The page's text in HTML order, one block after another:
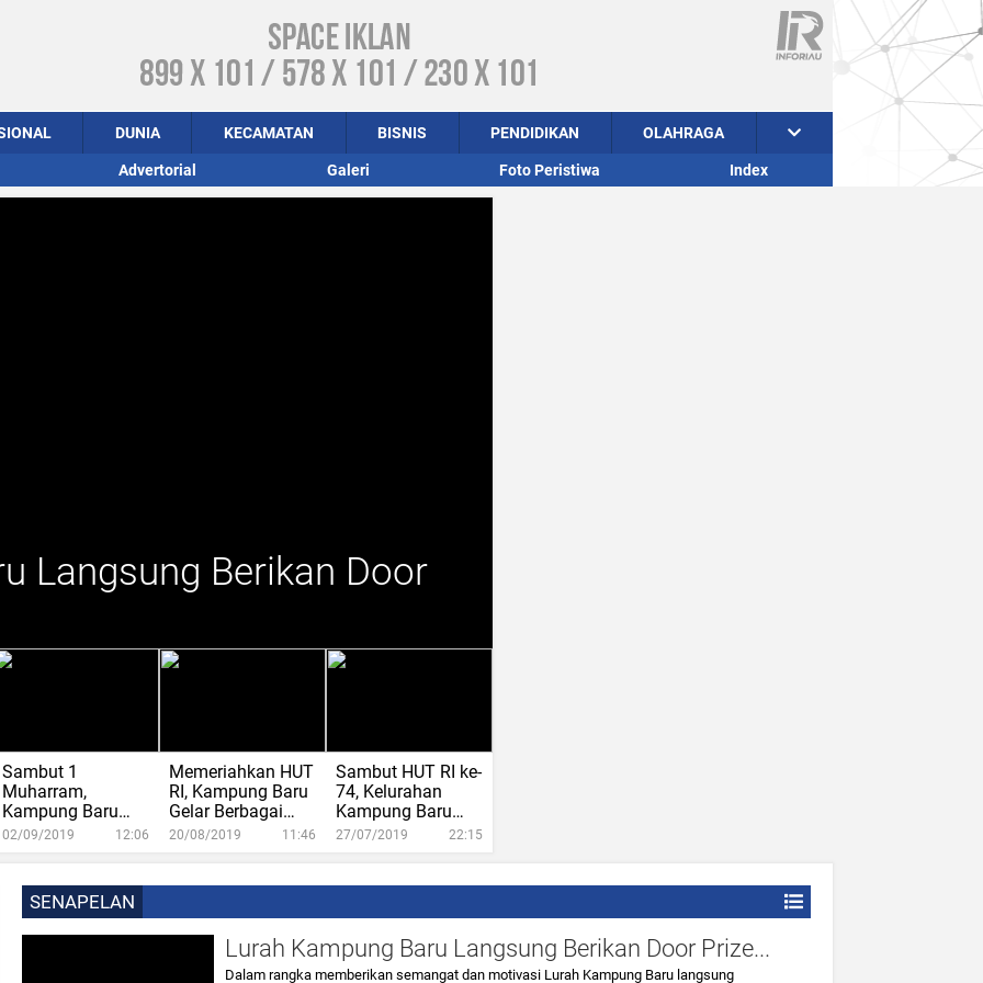
DUNIA KECAMATAN BISNIS PENDIDIKAN OLAHRAGA
Advertorial Galeri Foto Peristiwa Index
Langsung Berikan Door
Warga Jaga Kebersihan
Kampung Baru
Kampung Baru Gelar
Berhadiah Doorprize
Kelurahan Kampung
Sambut 1
Muharram,
Kampung Baru
Bersholawat
02/09/2019 12:06
Memeriahkan HUT
RI, Kampung Baru
Gelar Berbagai
Perlombaan
20/08/2019 11:46
Sambut HUT RI ke-
74, Kelurahan
Kampung Baru
Tanam 1.000
27/07/2019 22:15
SENAPELAN
Lurah Kampung Baru Langsung Berikan Door Prize...
Dalam rangka memberikan semangat dan motivasi Lurah Kampung Baru langsung